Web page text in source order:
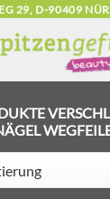
29, D-90409